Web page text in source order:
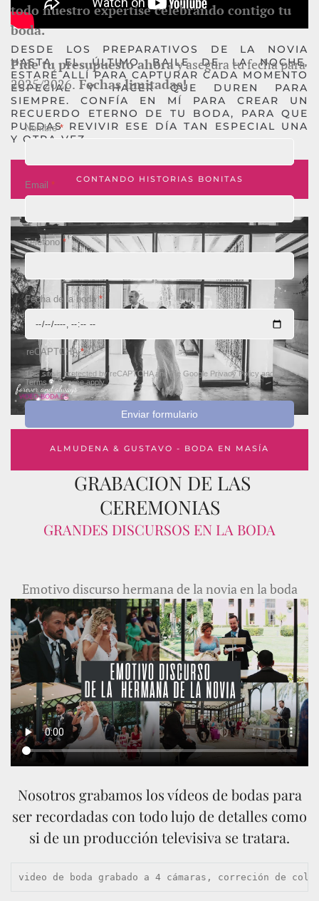
DESDE LOS PREPARATIVOS DE LA NOVIA
HASTA EL ÚLTIMO BAILE DE LA NOCHE,
ESTARÉ ALLÍ PARA CAPTURAR CADA MOMENTO
ESPECIAL Y HACER QUE DUREN PARA
SIEMPRE. CONFÍA EN MÍ PARA CREAR UN
RECUERDO ETERNO DE TU BODA, PARA QUE
PUEDAS REVIVIR ESE DÍA TAN ESPECIAL UNA
Y OTRA VEZ.
CONTANDO HISTORIAS BONITAS
ALMUDENA & GUSTAVO - BODA EN MASÍA
NIÑEROLA
todo nuestro expertise celebrando contigo tu
boda.
Pide tu presupuesto ahoray asegura tu fecha para
2025/2026.Fechas limitadas!
Nombre*
Email *
Teléfono *
Fecha de la boda*
reCAPTCHA*
This site is protected by reCAPTCHA and the Google Privacy Policyand
Terms of Serviceapply.
Enviar formulario
GRABACION DE LAS
CEREMONIAS
GRANDES DISCURSOS EN LA BODA
Emotivo discurso hermana de la novia en la boda
Nosotros grabamos los vídeos de bodas para
ser recordadas con todo lujo de detalles como
si de un producción televisiva se tratara.
video de boda grabado a 4 cámaras, correción de